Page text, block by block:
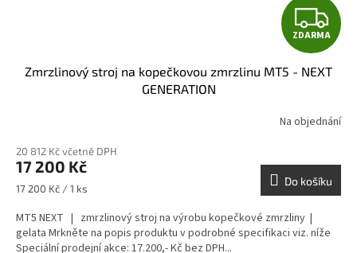
Z
D
A
R
A
ZDARMA
Zmrzlinový stroj na kopečkovou zmrzlinu MT5 - NEXT
GENERATION
Na objednání
20 812 Kč včetně DPH
17 200 Kč
Měrná
17 200 Kč / 1 ks
Do košíku
MT5 NEXT | zmrzlinový stroj na výrobu kopečkové zmrzliny |
gelata Mrkněte na popis produktu v podrobné specifikaci viz. níže
Speciální prodejní akce: 17.200,- Kč bez DPH...